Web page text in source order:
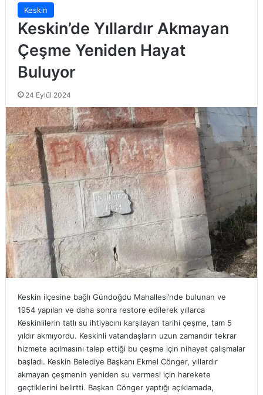
Keskin
Keskin’de Yıllardır Akmayan
Çeşme Yeniden Hayat
Buluyor
24 Eylül 2024
Keskin ilçesine bağlı Gündoğdu Mahallesi’nde bulunan ve
1954 yapılan ve daha sonra restore edilerek yıllarca
Keskinlilerin tatlı su ihtiyacını karşılayan tarihi çeşme, tam 5
yıldır akmıyordu. Keskinli vatandaşların uzun zamandır tekrar
hizmete açılmasını talep ettiği bu çeşme için nihayet çalışmalar
başladı. Keskin Belediye Başkanı Ekmel Cönger, yıllardır
akmayan çeşmenin yeniden su vermesi için harekete
geçtiklerini belirtti. Başkan Cönger yaptığı açıklamada,